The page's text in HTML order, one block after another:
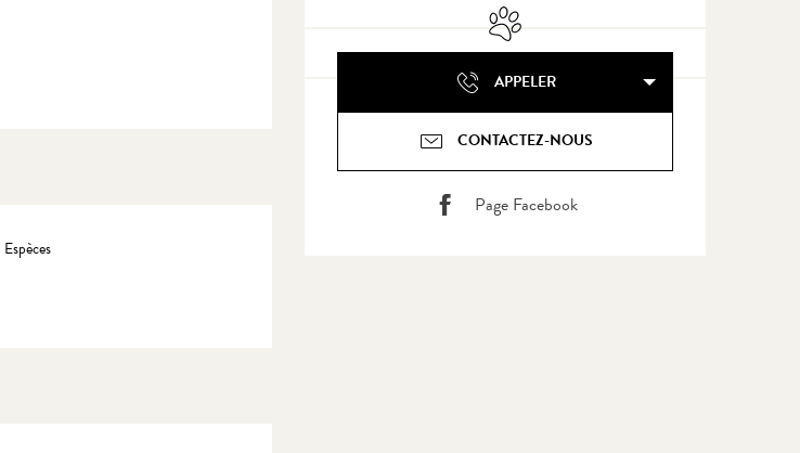
Animaux acceptés
APPELER
CONTACTEZ-NOUS
Page Facebook
Espèces